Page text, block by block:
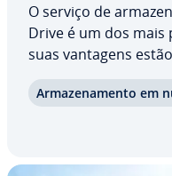
O serviço de
Drive é um dos
suas vantagens
ze­na­mento grátis e
outros serviços do
Ar­ma­ze­na­mento em